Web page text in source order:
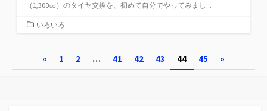
（1,300㏄）のタイヤ交換を、初めて自分でやってみまし...
カ
ー
いろいろ
« 1 2 … 41 42 43 44 45 »